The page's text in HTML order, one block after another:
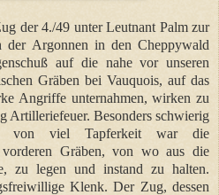
der 4./49 unter Leutnant Palm zur
der Argonnen in den Cheppywald
auf die nahe vor unseren
Gräben bei Vauquois, auf das
Angriffe unternahmen, wirken zu
Artilleriefeuer. Besonders schwierig
von viel Tapferkeit war die
vorderen Gräben, von wo aus die
zu legen und instand zu halten.
Klenk. Der Zug, dessen